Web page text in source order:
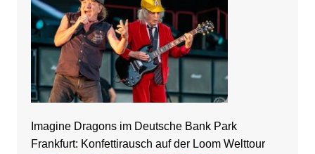
Imagine Dragons im Deutsche Bank Park
Frankfurt: Konfettirausch auf der Loom Welttour